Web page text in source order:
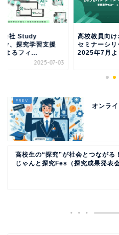
会社 Study
、探究学習支援
よるフィ...
2025-07-03
高校教員向け
セミナーシリ
2025年7月よ
オンラ
高校生の“探究”が社会とつながる
じゃんと探究Fes（探究成果発表